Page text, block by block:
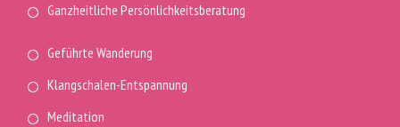
Ganzheitliche Persönlichkeitsberatung
Geführte Wanderung
Klangschalen-Entspannung
Meditation